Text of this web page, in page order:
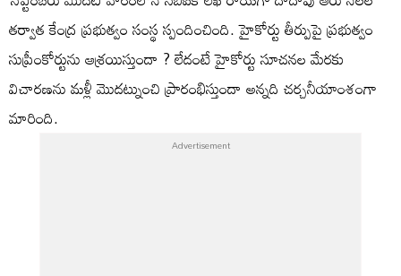
తర్వాత కేంద్ర ప్రభుత్వం సంస్థ స్పందించింది. హైకోర్టు తీర్పుపై ప్రభుత్వం
సుప్రీంకోర్టును ఆశ్రయిస్తుందా ? లేదంటే హైకోర్టు సూచనల మేరకు
విచారణను మళ్లీ మొదట్నుంచి ప్రారంభిస్తుందా అన్నది చర్చనీయాంశంగా
మారింది.